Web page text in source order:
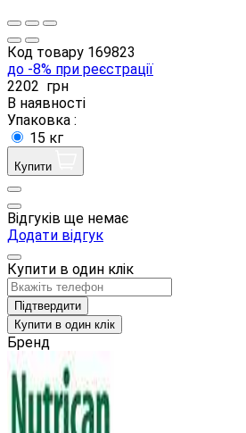
Код товару 169823
до -8% при реєстрації
2202 грн
В наявності
Упаковка :
15 кг
Купити
Відгуків ще немає
Додати відгук
Купити в один клік
Підтвердити
Купити в один клік
Бренд